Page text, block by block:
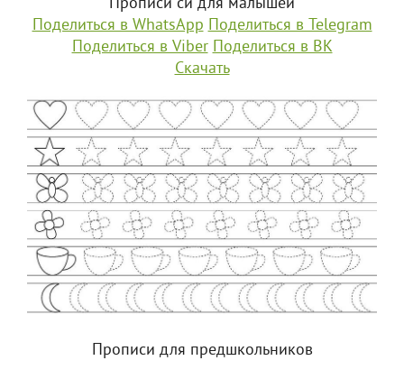
Поделиться в WhatsApp Поделиться в Telegram
Поделиться в Viber Поделиться в ВК
Скачать
Прописи для предшкольников